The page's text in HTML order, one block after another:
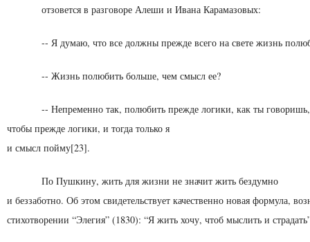
отзовется в разговоре Алеши и Ивана Карамазовых:
-- Я думаю, что все должны прежде всего на свете жизнь
-- Жизнь полюбить больше, чем смысл ее?
-- Непременно так, полюбить прежде логики, как ты
чтобы прежде логики, и тогда только я
и смысл пойму[23].
По Пушкину, жить для жизни не значит жить бездумно
и беззаботно. Об этом свидетельствует качественно новая формула,
стихотворении “Элегия” (1830): “Я жить хочу, чтоб мыслить и